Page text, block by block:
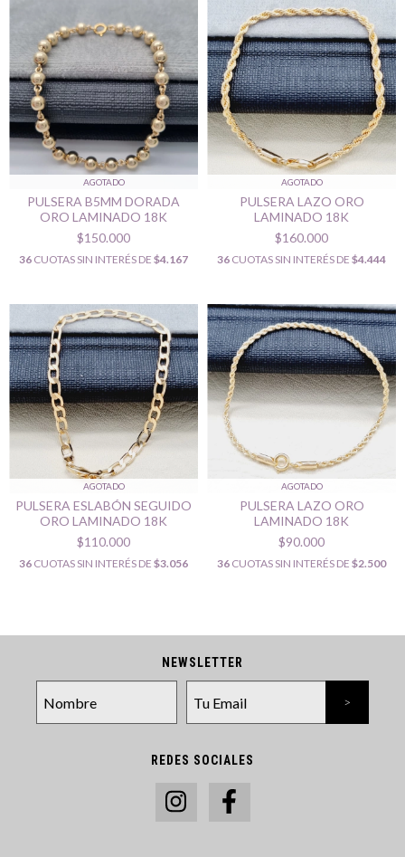
AGOTADO
PULSERA B5MM DORADA
ORO LAMINADO 18K
$150.000
36 CUOTAS SIN INTERÉS DE $4.167
AGOTADO
PULSERA LAZO ORO
LAMINADO 18K
$160.000
36 CUOTAS SIN INTERÉS DE $4.444
AGOTADO
PULSERA ESLABÓN SEGUIDO
ORO LAMINADO 18K
$110.000
36 CUOTAS SIN INTERÉS DE $3.056
AGOTADO
PULSERA LAZO ORO
LAMINADO 18K
$90.000
36 CUOTAS SIN INTERÉS DE $2.500
NEWSLETTER
REDES SOCIALES